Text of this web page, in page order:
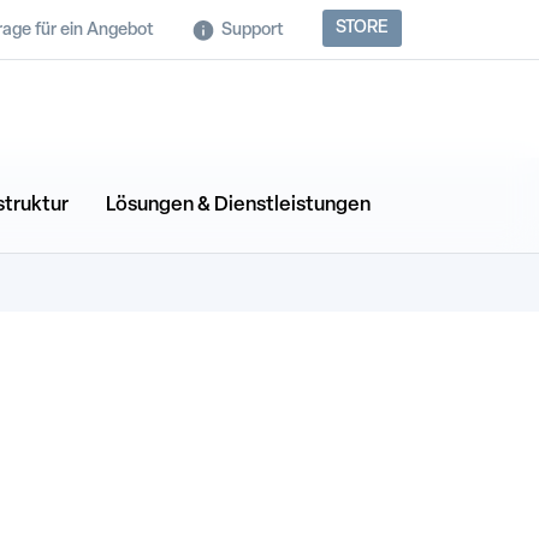
für ein Angebot Support STORE
Lösungen & Dienstleistungen